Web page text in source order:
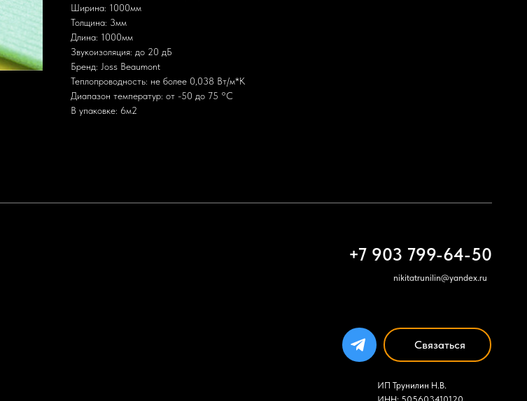
Ширина: 1000мм
Толщина: 3мм
Длина: 1000мм
Звукоизоляция: до 20 дБ
Бренд: Joss Beaumont
Теплопроводность: не более 0,038 Вт/м*К
Диапазон температур: от -50 до 75 °С
В упаковке: 6м2
Связаться